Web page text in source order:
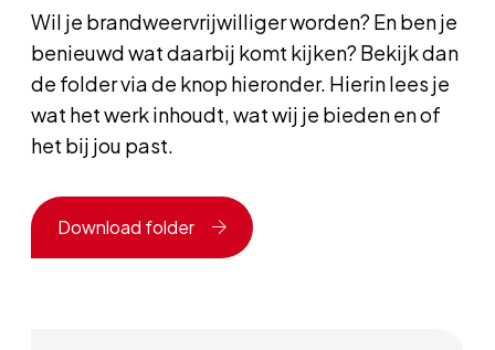
Wil je brandweervrijwilliger worden? En ben je
benieuwd wat daarbij komt kijken? Bekijk dan
de folder via de knop hieronder. Hierin lees je
wat het werk inhoudt, wat wij je bieden en of
het bij jou past.
Download folder